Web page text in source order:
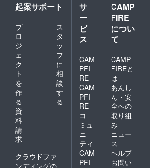
起案サポート
プ
ロ
ジ
ェ
ク
ト
を
作
る
ス
タ
ッ
フ
に
相
談
す
る
資
料
請
求
クラウドファ
ンディングの
サ
ー
ビ
ス
CAM
PFI
RE
CAM
PFI
RE
コ
ミュ
ニ
ティ
CAM
PFI
CAMP
FIRE
につい
て
CAMP
FIREと
は
あんし
ん・安
全への
取り組
み
ニュー
ス
ヘルプ
お問い